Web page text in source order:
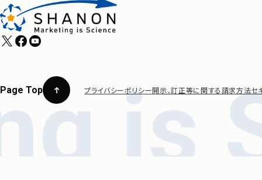
Page Top プライバシーポリシー開示、訂正等に関する請求方法セ